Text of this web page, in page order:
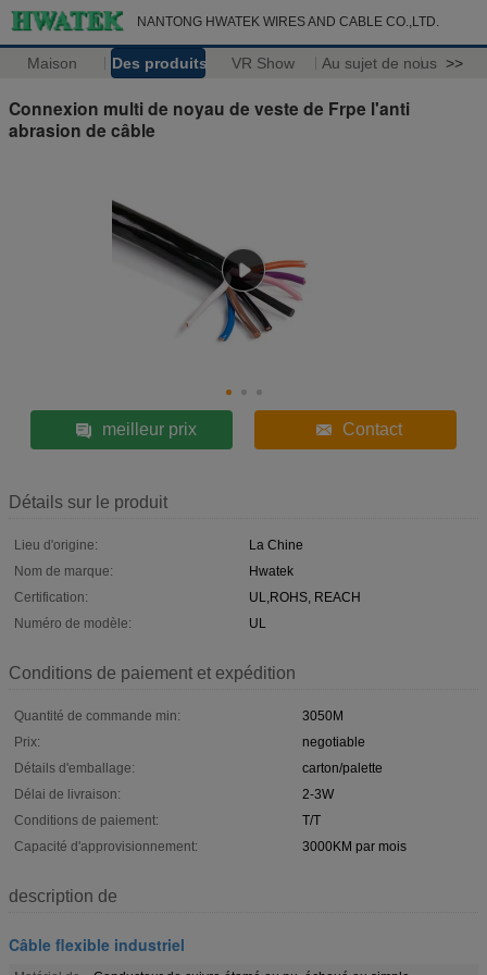
NANTONG HWATEK WIRES AND CABLE CO.,LTD.
Maison Des produits VR Show Au sujet de nous >>
Connexion multi de noyau de veste de Frpe l'anti
abrasion de câble
meilleur prix Contact
Détails sur le produit
Lieu d'origine:
La Chine
Nom de marque:
Hwatek
Certification:
UL,ROHS, REACH
Numéro de modèle:
UL
Conditions de paiement et expédition
Quantité de commande min:
3050M
Prix:
negotiable
Détails d'emballage:
carton/palette
Délai de livraison:
2-3W
Conditions de paiement:
T/T
Capacité d'approvisionnement:
3000KM par mois
description de
Câble flexible industriel